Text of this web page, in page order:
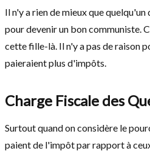
Il n'y a rien de mieux que
pour devenir un bon communiste.
cette fille-là. Il n'y a pas de raison
paieraient plus d'impôts.
Charge Fiscale des
Surtout quand on considère le
paient de l'impôt par rapport à